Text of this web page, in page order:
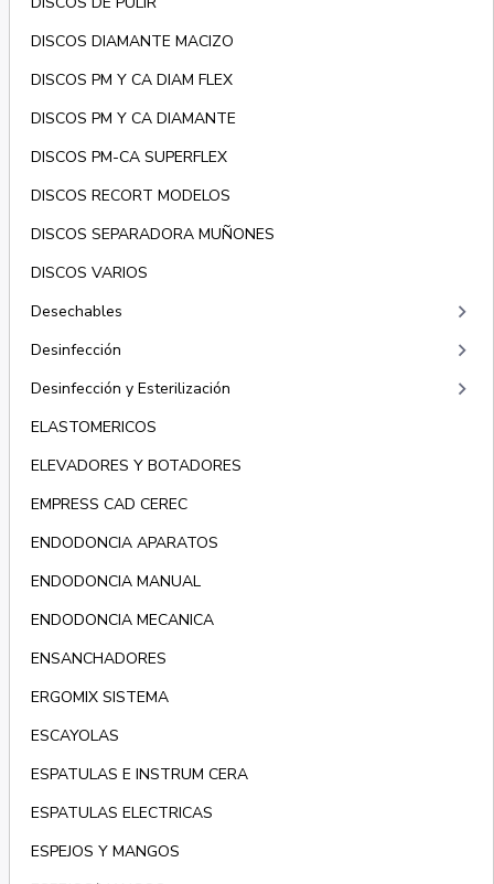
DISCOS DIAMANTE MACIZO
DISCOS PM Y CA DIAM FLEX
DISCOS PM Y CA DIAMANTE
DISCOS PM-CA SUPERFLEX
DISCOS RECORT MODELOS
DISCOS SEPARADORA MUÑONES
DISCOS VARIOS
Desechables
keyboard_arrow_right
Desinfección keyboard_arrow_right
Desinfección y Esterilización keyboard_arrow_right
ELASTOMERICOS
ELEVADORES Y BOTADORES
EMPRESS CAD CEREC
ENDODONCIA APARATOS
ENDODONCIA MANUAL
ENDODONCIA MECANICA
ENSANCHADORES
ERGOMIX SISTEMA
ESCAYOLAS
ESPATULAS E INSTRUM CERA
ESPATULAS ELECTRICAS
ESPEJOS Y MANGOS